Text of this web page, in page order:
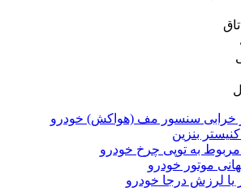
خرابی سنسور مف (هواکش) خودرو
بنزین
به توپی چرخ خودرو
موتور خودرو
یا لرزش درجا خودرو